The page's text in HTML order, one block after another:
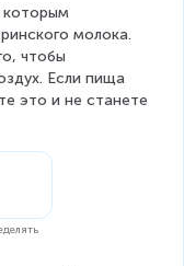
которым
молока.
чтобы
Если пища
это и не станете